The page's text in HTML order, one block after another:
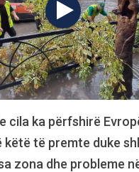
cila ka përfshirë
këtë të premte duke
zona dhe probleme